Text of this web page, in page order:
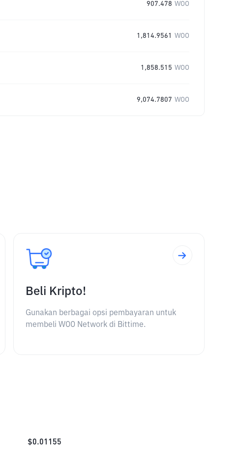
907.478 WOO
1,814.9561 WOO
1,858.515 WOO
9,074.7807 WOO
Beli Kripto!
Gunakan berbagai opsi pembayaran untuk
membeli WOO Network di Bittime.
$0.01155